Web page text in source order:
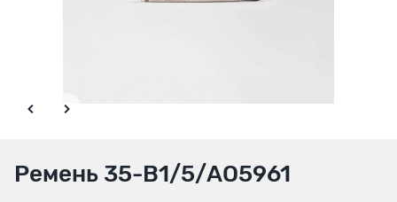
Ремень 35-В1/5/АО5961